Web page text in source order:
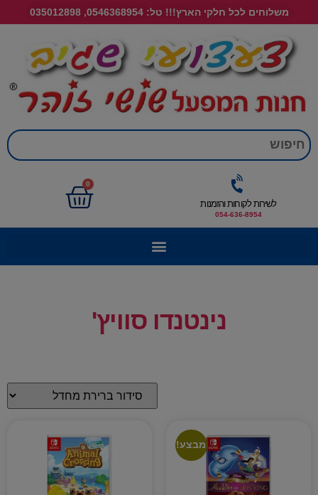
משלוחים לכל חלקי הארץ!!! טל: 0546368954, 035012898
לשירות לקוחות והזמנות
054-636-8954
0
נינטנדו סוויץ'
מבצע!